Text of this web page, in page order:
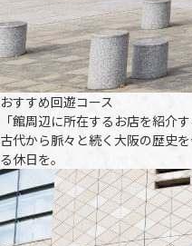
おすすめ回遊コース
「館周辺に所在するお店を紹介
古代から脈々と続く大阪の歴史
る休日を。